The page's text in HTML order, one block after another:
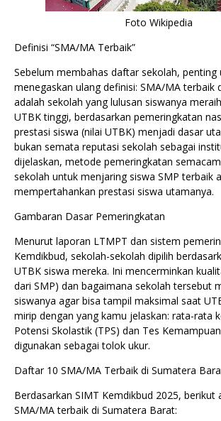
Foto Wikipedia
Definisi “SMA/MA Terbaik”
Sebelum membahas daftar sekolah, penting
menegaskan ulang definisi: SMA/MA terbaik
adalah sekolah yang lulusan siswanya
UTBK tinggi, berdasarkan pemeringkatan
prestasi siswa (nilai UTBK) menjadi dasar
bukan semata reputasi sekolah sebagai
dijelaskan, metode pemeringkatan
sekolah untuk menjaring siswa SMP terbaik
mempertahankan prestasi siswa utamanya.
Gambaran Dasar Pemeringkatan
Menurut laporan LTMPT dan sistem
Kemdikbud, sekolah-sekolah dipilih
UTBK siswa mereka. Ini mencerminkan
dari SMP) dan bagaimana sekolah tersebut
siswanya agar bisa tampil maksimal saat
mirip dengan yang kamu jelaskan: rata-rata
Potensi Skolastik (TPS) dan Tes
digunakan sebagai tolok ukur.
Daftar 10 SMA/MA Terbaik di Sumatera
Berdasarkan SIMT Kemdikbud 2025, berikut
SMA/MA terbaik di Sumatera Barat: